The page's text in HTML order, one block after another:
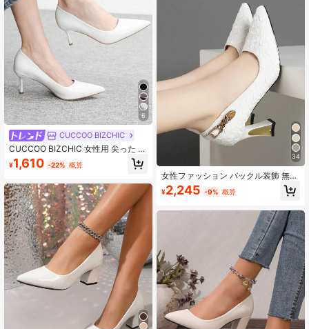
6
CUCCOO BIZCHIC
CUCCOO BIZCHIC 女性用 尖った つ
ま先 スティレットハイヒール バーガ
ンディーパンプス、ミニマリスト 快
ディ ハイヒール、エレガントなファ
ッション セクシー ヒール クリスマ
スの仕事、パーティー、バンケット
に適しています
¥1,610 -22% 概算
34
女性ファッション バックル装飾 無地
快適 多用途 ハイヒールシューズ、オ
ールシーズン対応、母の日ギフト
¥2,245 -9% 概算